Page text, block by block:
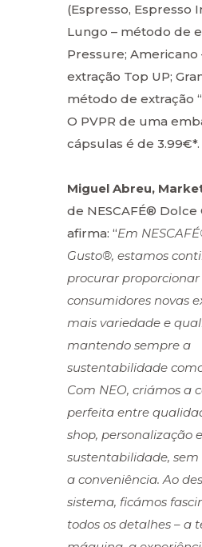
(Espresso, Espresso
Lungo – método de
Pressure;
extração Top UP;
método de extração
O PVPR de uma
cápsulas é de 3.99€*.
Miguel Abreu,
de NESCAFÉ® Dolce
afirma: “Em
Gusto®, estamos
procurar proporcionar
consumidores novas
mais variedade e
mantendo sempre a
sustentabilidade
Com NEO, criámos a
perfeita entre
shop, personalização e
sustentabilidade,
a conveniência. Ao
sistema, ficámos
todos os detalhes – a